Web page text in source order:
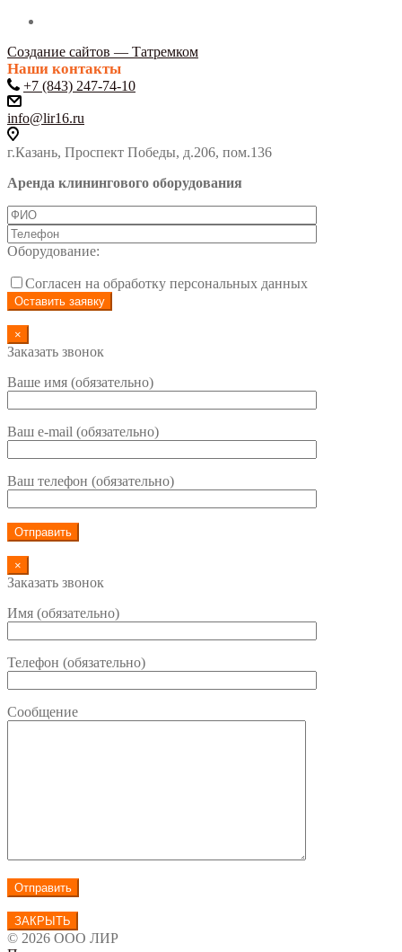
Создание сайтов — Татремком
Наши контакты
+7 (843) 247-74-10
info@lir16.ru
г.Казань, Проспект Победы, д.206, пом.136
Аренда клинингового оборудования
Оборудование:
Согласен на обработку персональных данных
×
Заказать звонок
Ваше имя (обязательно)
Ваш e-mail (обязательно)
Ваш телефон (обязательно)
×
Заказать звонок
Имя (обязательно)
Телефон (обязательно)
Сообщение
ЗАКРЫТЬ
© 2026 ООО ЛИР